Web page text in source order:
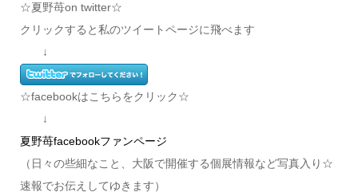
☆夏野苺on twitter☆
クリックすると私のツイートページに飛べます
↓
☆facebookはこちらをクリック☆
↓
夏野苺facebookファンページ
（日々の些細なこと、大阪で開催する個展情報など写真入り☆
速報でお伝えしてゆきます）